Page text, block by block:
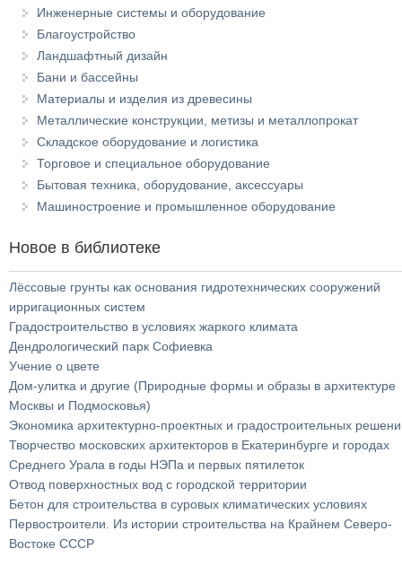
Инженерные системы и оборудование
Благоустройство
Ландшафтный дизайн
Бани и бассейны
Материалы и изделия из древесины
Металлические конструкции, метизы и металлопрокат
Складское оборудование и логистика
Торговое и специальное оборудование
Бытовая техника, оборудование, аксессуары
Машиностроение и промышленное оборудование
Новое в библиотеке
Лёссовые грунты как основания гидротехнических сооружений
ирригационных систем
Градостроительство в условиях жаркого климата
Дендрологический парк Софиевка
Учение о цвете
Дом-улитка и другие (Природные формы и образы в архитектуре
Москвы и Подмосковья)
Экономика архитектурно-проектных и градостроительных
Творчество московских архитекторов в Екатеринбурге и городах
Среднего Урала в годы НЭПа и первых пятилеток
Отвод поверхностных вод с городской территории
Бетон для строительства в суровых климатических условиях
Первостроители. Из истории строительства на Крайнем Северо-
Востоке СССР